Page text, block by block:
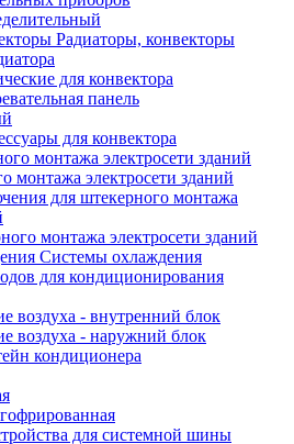
Радиаторы, конвекторы
для конвектора
панель
для конвектора
монтажа электросети зданий
для штекерного монтажа
монтажа электросети зданий
Системы охлаждения
для кондиционирования
воздуха - внутренний блок
воздуха - наружний блок
кондиционера